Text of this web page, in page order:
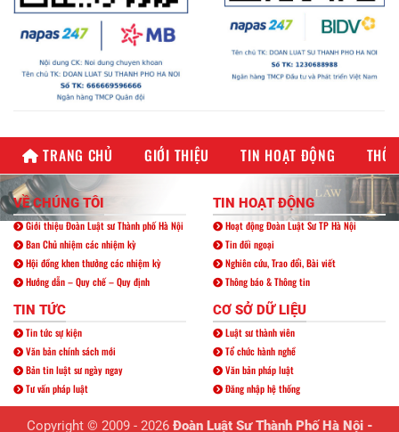
TRANG CHỦ GIỚI THIỆU TIN HOẠT ĐỘNG
VỀ CHÚNG TÔI
Giới thiệu Đoàn Luật sư Thành phố Hà Nội
Ban Chủ nhiệm các nhiệm kỳ
Hội đồng khen thưởng các nhiệm kỳ
Hướng dẫn – Quy chế – Quy định
TIN HOẠT ĐỘNG
Hoạt động Đoàn Luật Sư TP Hà Nội
Tin đối ngoại
Nghiên cứu, Trao đổi, Bài viết
Thông báo & Thông tin
TIN TỨC
Tin tức sự kiện
Văn bản chính sách mới
Bản tin luật sư ngày ngay
Tư vấn pháp luật
CƠ SỞ DỮ LIỆU
Luật sư thành viên
Tổ chức hành nghề
Văn bản pháp luật
Đăng nhập hệ thống
Copyright © 2009 - 2026Đoàn Luật Sư Thành Phố Hà Nội -